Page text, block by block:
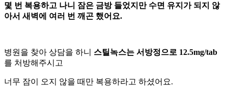
몇 번 복용하고 나니 잠은 금방 들었지만 수면 유지가 되지 않
아서 새벽에 여러 번 깨곤 했어요.
병원을 찾아 상담을 하니 스틸녹스는 서방정으로 12.5mg/tab
를 처방해주시고
너무 잠이 오지 않을 때만 복용하라고 하셨어요.